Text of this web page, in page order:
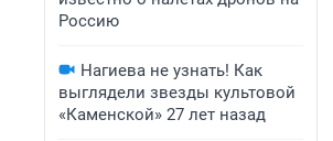
Россию
Нагиева не узнать! Как
выглядели звезды культовой
«Каменской» 27 лет назад